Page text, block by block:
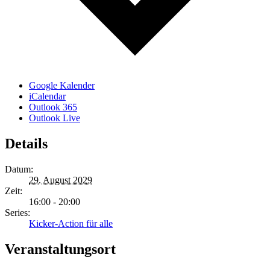
Google Kalender
iCalendar
Outlook 365
Outlook Live
Details
Datum:
29. August 2029
Zeit:
16:00 - 20:00
Series:
Kicker-Action für alle
Veranstaltungsort